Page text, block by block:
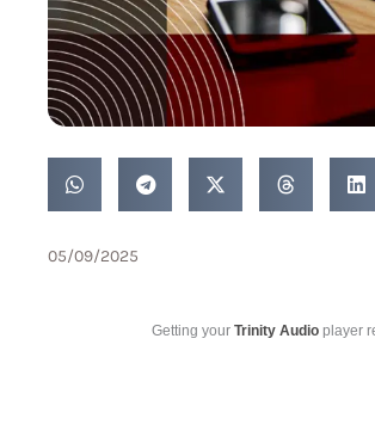
05/09/2025
Getting your Trinity Audio player